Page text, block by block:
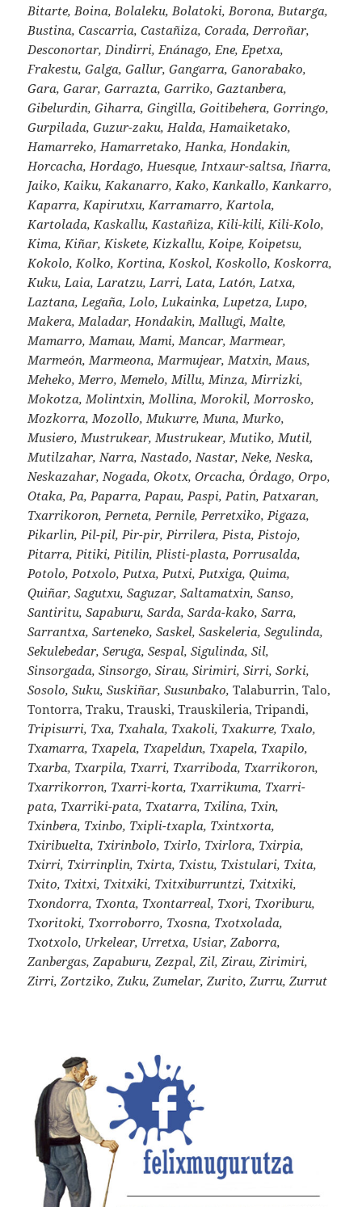
Bitarte, Boina, Bolaleku, Bolatoki, Borona, Butarga,
Bustina, Cascarria, Castañiza, Corada, Derroñar,
Desconortar, Dindirri, Enánago, Ene, Epetxa,
Frakestu, Galga, Gallur, Gangarra, Ganorabako,
Gara, Garar, Garrazta, Garriko, Gaztanbera,
Gibelurdin, Giharra, Gingilla, Goitibehera, Gorringo,
Gurpilada, Guzur-zaku, Halda, Hamaiketako,
Hamarreko, Hamarretako, Hanka, Hondakin,
Horcacha, Hordago, Huesque, Intxaur-saltsa, Iñarra,
Jaiko, Kaiku, Kakanarro, Kako, Kankallo, Kankarro,
Kaparra, Kapirutxu, Karramarro, Kartola,
Kartolada, Kaskallu, Kastañiza, Kili-kili, Kili-Kolo,
Kima, Kiñar, Kiskete, Kizkallu, Koipe, Koipetsu,
Kokolo, Kolko, Kortina, Koskol, Koskollo, Koskorra,
Kuku, Laia, Laratzu, Larri, Lata, Latón, Latxa,
Laztana, Legaña, Lolo, Lukainka, Lupetza, Lupo,
Makera, Maladar, Hondakin, Mallugi, Malte,
Mamarro, Mamau, Mami, Mancar, Marmear,
Marmeón, Marmeona, Marmujear, Matxin, Maus,
Meheko, Merro, Memelo, Millu, Minza, Mirrizki,
Mokotza, Molintxin, Mollina, Morokil, Morrosko,
Mozkorra, Mozollo, Mukurre, Muna, Murko,
Musiero, Mustrukear, Mustrukear, Mutiko, Mutil,
Mutilzahar, Narra, Nastado, Nastar, Neke, Neska,
Neskazahar, Nogada, Okotx, Orcacha, Órdago, Orpo,
Otaka, Pa, Paparra, Papau, Paspi, Patin, Patxaran,
Txarrikoron, Perneta, Pernile, Perretxiko, Pigaza,
Pikarlin, Pil-pil, Pir-pir, Pirrilera, Pista, Pistojo,
Pitarra, Pitiki, Pitilin, Plisti-plasta, Porrusalda,
Potolo, Potxolo, Putxa, Putxi, Putxiga, Quima,
Quiñar, Sagutxu, Saguzar, Saltamatxin, Sanso,
Santiritu, Sapaburu, Sarda, Sarda-kako, Sarra,
Sarrantxa, Sarteneko, Saskel, Saskeleria, Segulinda,
Sekulebedar, Seruga, Sespal, Sigulinda, Sil,
Sinsorgada, Sinsorgo, Sirau, Sirimiri, Sirri, Sorki,
Sosolo, Suku, Suskiñar, Susunbako, Talaburrin, Talo,
Tontorra, Traku, Trauski, Trauskileria, Tripandi,
Tripisurri, Txa, Txahala, Txakoli, Txakurre, Txalo,
Txamarra, Txapela, Txapeldun, Txapela, Txapilo,
Txarba, Txarpila, Txarri, Txarriboda, Txarrikoron,
Txarrikorron, Txarri-korta, Txarrikuma, Txarri-
pata, Txarriki-pata, Txatarra, Txilina, Txin,
Txinbera, Txinbo, Txipli-txapla, Txintxorta,
Txiribuelta, Txirinbolo, Txirlo, Txirlora, Txirpia,
Txirri, Txirrinplin, Txirta, Txistu, Txistulari, Txita,
Txito, Txitxi, Txitxiki, Txitxiburruntzi, Txitxiki,
Txondorra, Txonta, Txontarreal, Txori, Txoriburu,
Txoritoki, Txorroborro, Txosna, Txotxolada,
Txotxolo, Urkelear, Urretxa, Usiar, Zaborra,
Zanbergas, Zapaburu, Zezpal, Zil, Zirau, Zirimiri,
Zirri, Zortziko, Zuku, Zumelar, Zurito, Zurru, Zurrut